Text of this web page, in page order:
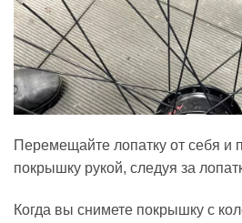
Перемещайте лопатку от себя и
покрышку рукой, следуя за
Когда вы снимете покрышку с